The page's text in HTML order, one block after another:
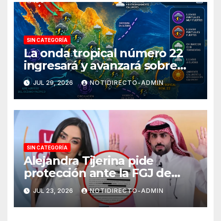
SIN CATEGORÍA
La onda tropical número 22
ingresará y avanzará sobre
México
JUL 29, 2026 NOTIDIRECTO-ADMIN
SIN CATEGORÍA
Alejandra Tijerina pide
protección ante la FGJ de
CdMx por vîolêncîa mediática
y psicológica de Masad
Altamimi, integrante de La
JUL 23, 2026 NOTIDIRECTO-ADMIN